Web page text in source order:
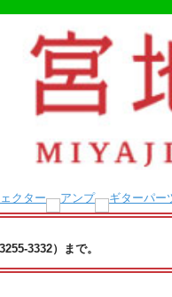
3332）まで。